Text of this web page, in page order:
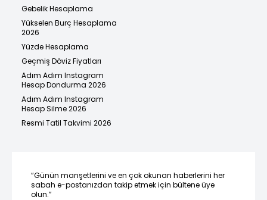
Gebelik Hesaplama
Yükselen Burç Hesaplama
2026
Yüzde Hesaplama
Geçmiş Döviz Fiyatları
Adım Adım Instagram
Hesap Dondurma 2026
Adım Adım Instagram
Hesap Silme 2026
Resmi Tatil Takvimi 2026
“Günün manşetlerini ve en çok okunan haberlerini her
sabah e-postanızdan takip etmek için bültene üye
olun.”